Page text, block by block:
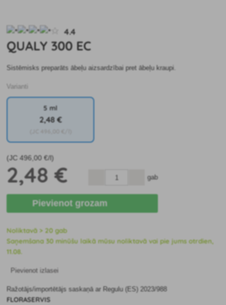
4.4
QUALY 300 EC
Sistēmisks preparāts ābeļu aizsardzībai pret ābeļu kraupi.
Varianti
5 ml
2,48 €
,00 €/l)
(JC496,00 €/l)
2,48 € gab
Pievienot grozam
Noliktavā > 20 gab
Saņemšana 30 minūšu laikā mūsu noliktavā vai pie jums otrdien,
11.08.
Pievienot izlasei
Ražotājs/importētājs saskaņā ar Regulu (ES) 2023/988
FLORASERVIS